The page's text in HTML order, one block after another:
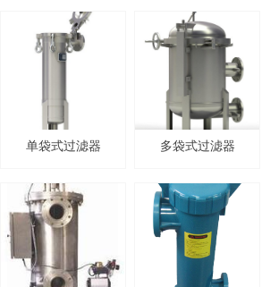
单袋式过滤器 多袋式过滤器